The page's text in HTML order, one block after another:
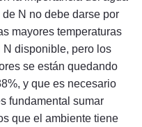
N no debe darse por
mayores temperaturas
disponible, pero los
se están quedando
y que es necesario
fundamental sumar
que el ambiente tiene